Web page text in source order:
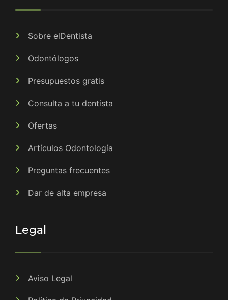
Sobre elDentista
Odontólogos
Presupuestos gratis
Consulta a tu dentista
Ofertas
Artículos Odontología
Preguntas frecuentes
Dar de alta empresa
Legal
Aviso Legal